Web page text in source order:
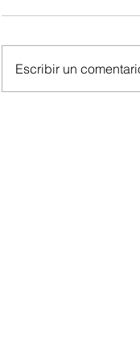
Escribir un